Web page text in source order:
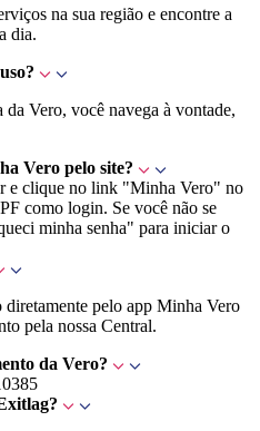
na sua região e encontre a
dia.
Vero, você navega à vontade,
Vero pelo site?
e clique no link "Minha Vero" no
como login. Se você não se
minha senha" para iniciar o
diretamente pelo app Minha Vero
pela nossa Central.
da Vero?